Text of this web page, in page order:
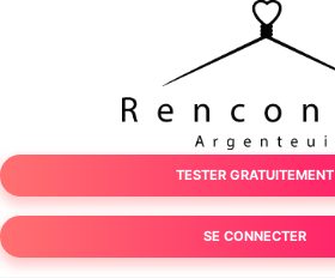
TESTER GRATUITEMENT
SE CONNECTER